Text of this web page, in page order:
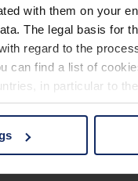
with them on your
The legal basis for
regard to the
can find a list of
in particular to
the "Accept all" button